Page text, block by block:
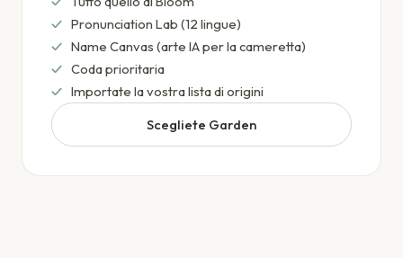
Pronunciation Lab (12 lingue)
Name Canvas (arte IA per la cameretta)
Coda prioritaria
Importate la vostra lista di origini
Scegliete Garden